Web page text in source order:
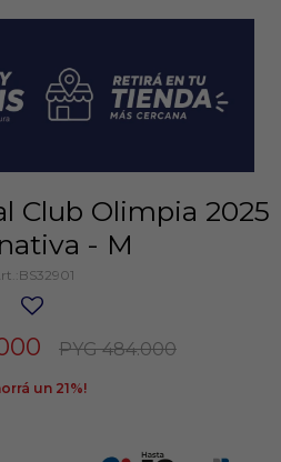
Club Olimpia 2025
- M
BS32901
PYG 484.000
21